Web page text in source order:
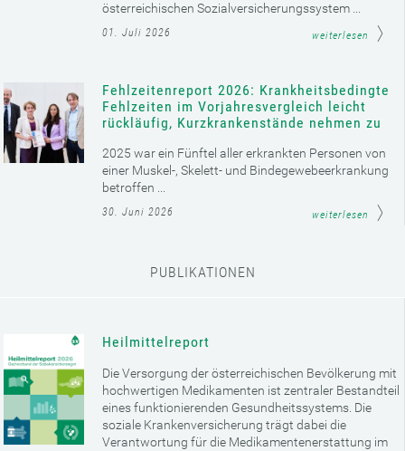
österreichischen Sozialversicherungssystem ...
01. Juli 2026 weiterlesen
Fehlzeitenreport 2026: Krankheitsbedingte
Fehlzeiten im Vorjahresvergleich leicht
rückläufig, Kurzkrankenstände nehmen zu
2025 war ein Fünftel aller erkrankten Personen von
einer Muskel-, Skelett- und Bindegewebeerkrankung
betroffen ...
30. Juni 2026 weiterlesen
PUBLIKATIONEN
Heilmittelreport
Die Versorgung der österreichischen Bevölkerung mit
hochwertigen Medikamenten ist zentraler Bestandteil
eines funktionierenden Gesundheitssystems. Die
soziale Krankenversicherung trägt dabei die
Verantwortung für die Medikamentenerstattung im